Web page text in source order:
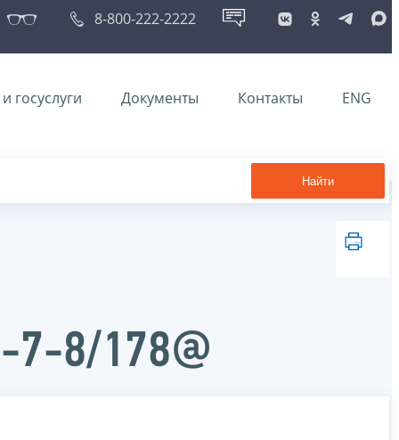
8-800-222-2222
госуслуги Документы Контакты ENG
Найти
7-8/178@